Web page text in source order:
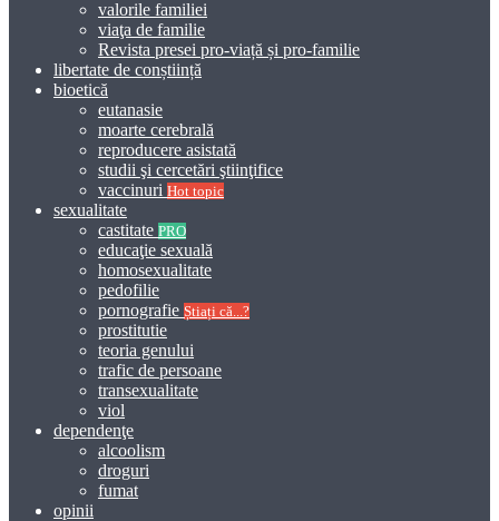
valorile familiei
viaţa de familie
Revista presei pro-viață și pro-familie
libertate de conștiință
bioetică
eutanasie
moarte cerebrală
reproducere asistată
studii şi cercetări ştiinţifice
vaccinuri Hot topic
sexualitate
castitate PRO
educaţie sexuală
homosexualitate
pedofilie
pornografie Știați că...?
prostitutie
teoria genului
trafic de persoane
transexualitate
viol
dependenţe
alcoolism
droguri
fumat
opinii